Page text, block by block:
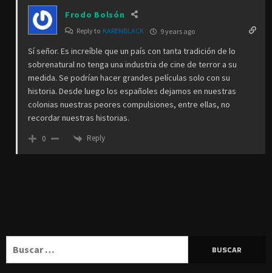
Frodo Bolsón
Reply to KARENBLACK 9 years ago
Sí señor. Es increíble que un país con tanta tradición de lo
sobrenatural no tenga una industria de cine de terror a su
medida. Se podrían hacer grandes películas solo con su
historia. Desde luego los españoles dejamos en nuestras
colonias nuestras peores compulsiones, entre ellas, no
recordar nuestras historias.
0 Reply